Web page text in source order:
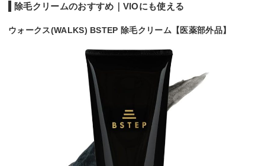
除毛クリームのおすすめ｜VIOにも使える
ウォークス(WALKS) BSTEP 除毛クリーム【医薬部外品】